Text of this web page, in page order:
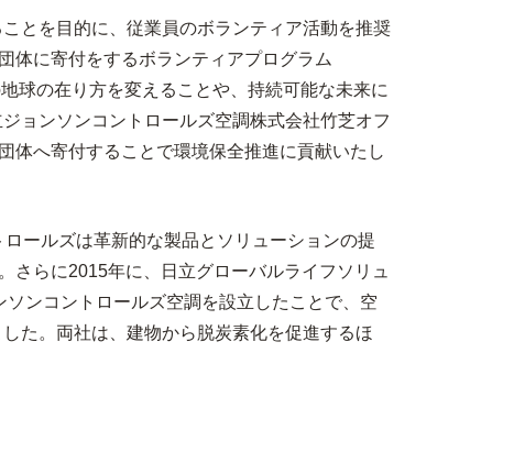
とを目的に、従業員のボランティア活動を推奨
体に寄付をするボランティアプログラム
球の在り方を変えることや、持続可能な未来に
ョンソンコントロールズ空調株式会社竹芝オフ
体へ寄付することで環境保全推進に貢献いたし
ールズは革新的な製品とソリューションの提
らに2015年に、日立グローバルライフソリュ
ンコントロールズ空調を設立したことで、空
た。両社は、建物から脱炭素化を促進するほ